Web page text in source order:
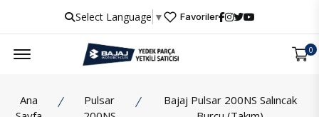
Select Language ▼ Favoriler
0
Ana
Pulsar
Bajaj Pulsar 200NS Salıncak